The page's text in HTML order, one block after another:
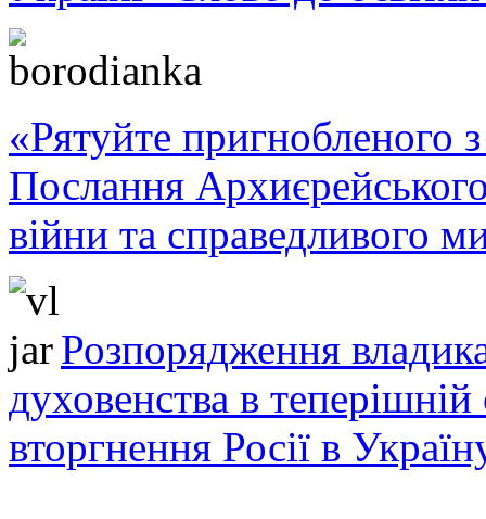
«Рятуйте пригнобленого
Послання
війни та справедливого
Розпорядження
духовенства в теперішній
вторгнення Росії в